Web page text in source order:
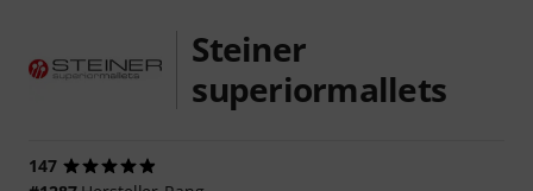
Steiner
superiormallets
147